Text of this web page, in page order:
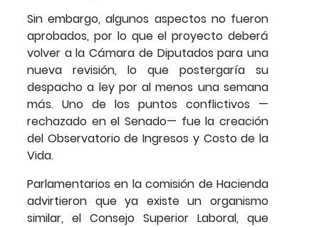
Sin embargo, algunos aspectos no fueron
aprobados, por lo que el proyecto deberá
volver a la Cámara de Diputados para una
nueva revisión, lo que postergaría su
despacho a ley por al menos una semana
más. Uno de los puntos conflictivos —
rechazado en el Senado— fue la creación
del Observatorio de Ingresos y Costo de la
Vida.
Parlamentarios en la comisión de Hacienda
advirtieron que ya existe un organismo
similar, el Consejo Superior Laboral, que